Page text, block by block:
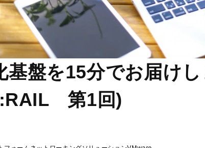
基盤を15分でお届けし
第1回)